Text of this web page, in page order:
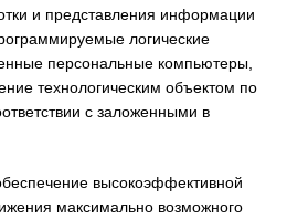
и представления информации
логические
персональные компьютеры,
технологическим объектом по
с заложенными в
высокоэффективной
максимально возможного